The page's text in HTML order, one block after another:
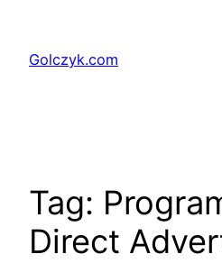
treściGolczyk.com
Tag:
Direct